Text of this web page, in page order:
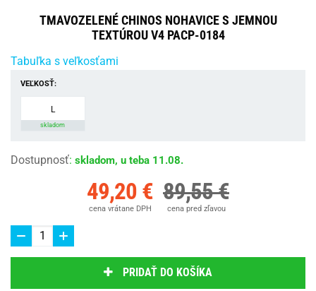
TMAVOZELENÉ CHINOS NOHAVICE S JEMNOU
TEXTÚROU V4 PACP-0184
Tabuľka s veľkosťami
VEĽKOSŤ:
L
skladom
Dostupnosť: skladom, u teba 11.08.
49,20 €
cena vrátane DPH
89,55 €
cena pred zľavou
PRIDAŤ DO KOŠÍKA